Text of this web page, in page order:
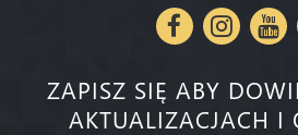
ZAPISZ SIĘ ABY
AKTUALIZACJACH I